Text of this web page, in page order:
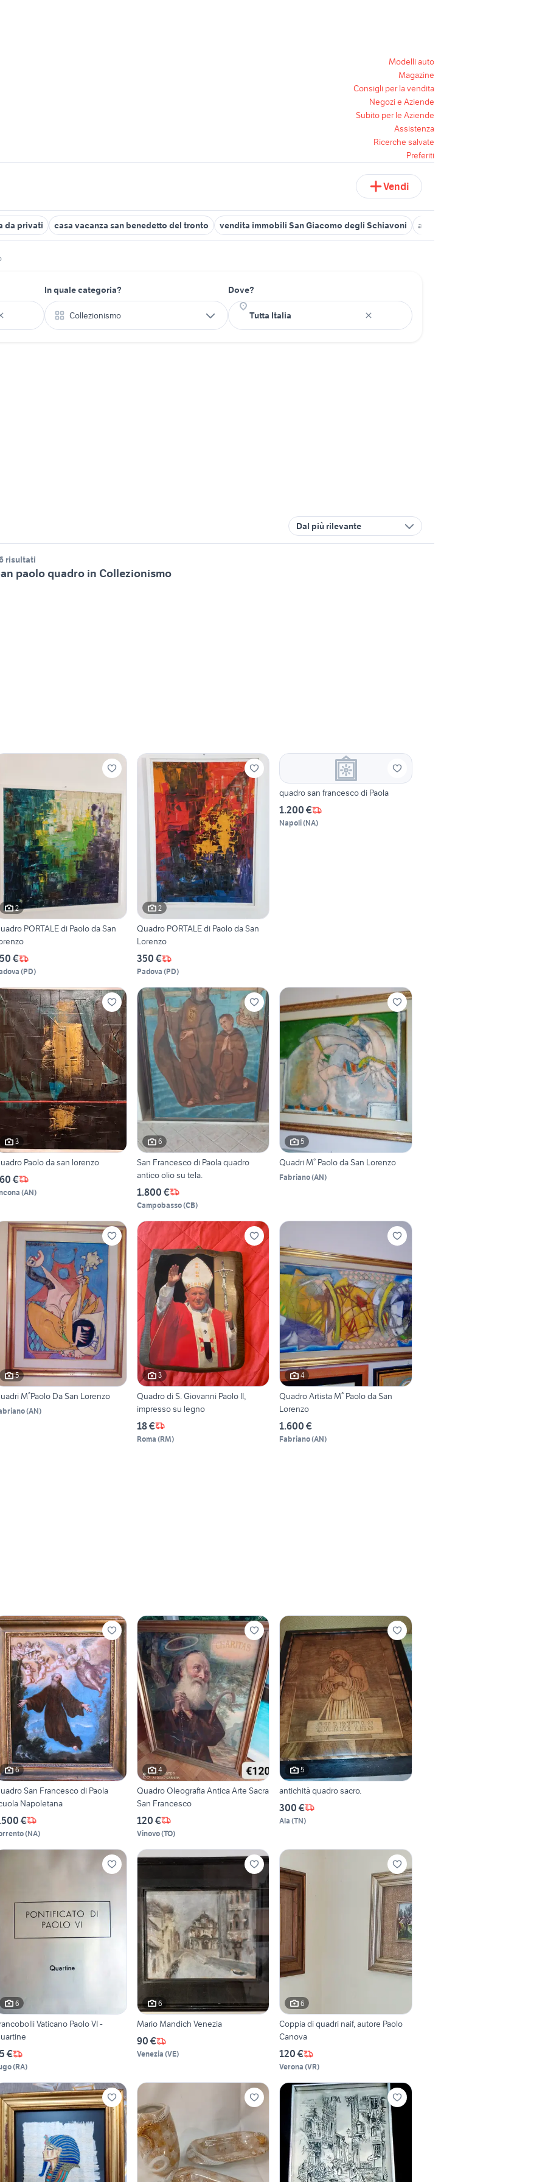
Modelli auto
Magazine
Consigli per la vendita
Negozi e Aziende
Subito per le Aziende
Assistenza
Ricerche salvate
Preferiti
Vendi
da privati casa vacanza san benedetto del tronto vendita immobili San Giacomo degli Schiavoni affitto immobili San Giorgio del
In quale categoria?
Collezionismo
Dove?
Dal più rilevante
risultati
paolo quadro in Collezionismo
2
PORTALE di Paolo da San
€
(PD)
2
Quadro PORTALE di Paolo da San
Lorenzo
350 €
Padova (PD)
quadro san francesco di Paola
1.200 €
Napoli(NA)
3
Paolo da san lorenzo
€
(AN)
6
San Francesco di Paola quadro
antico olio su tela.
1.800 €
Campobasso(CB)
5
Quadri M° Paolo da San Lorenzo
Fabriano(AN)
5
M°Paolo Da San Lorenzo
(AN)
3
Quadro di S. Giovanni Paolo II,
impresso su legno
18 €
Roma (RM)
4
Quadro Artista M° Paolo da San
Lorenzo
1.600 €
Fabriano(AN)
6
San Francesco di Paola
Napoletana
€
(NA)
4
Quadro Oleografia Antica Arte Sacra
San Francesco
120 €
Vinovo(TO)
5
antichità quadro sacro.
300 €
Ala (TN)
6
Vaticano Paolo VI -
€
(RA)
6
Mario Mandich Venezia
90 €
Venezia (VE)
6
Coppia di quadri naif, autore Paolo
Canova
120 €
Verona (VR)